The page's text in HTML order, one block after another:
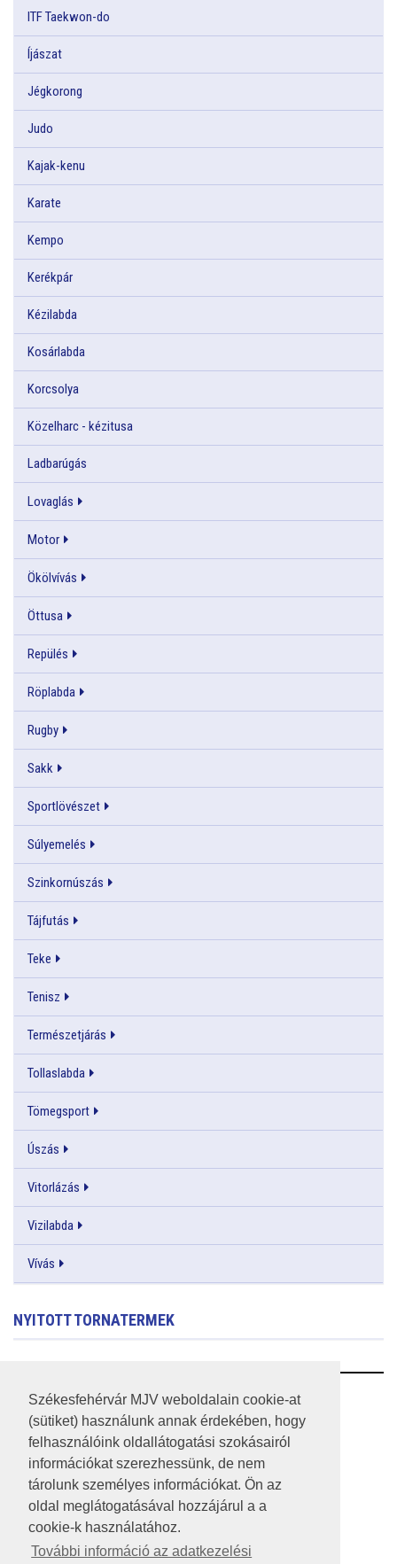
Székesfehérvár MJV weboldalain cookie-at
(sütiket) használunk annak érdekében, hogy
felhasználóink oldallátogatási szokásairól
információkat szerezhessünk, de nem
tárolunk személyes információkat. Ön az
oldal meglátogatásával hozzájárul a a
cookie-k használatához.
További információ az adatkezelési
ITF Taekwon-do
Íjászat
Jégkorong
Judo
Kajak-kenu
Karate
Kempo
Kerékpár
Kézilabda
Kosárlabda
Korcsolya
Közelharc - kézitusa
Ladbarúgás
Lovaglás
Motor
Ökölvívás
Öttusa
Repülés
Röplabda
Rugby
Sakk
Sportlövészet
Súlyemelés
Szinkornúszás
Tájfutás
Teke
Tenisz
Természetjárás
Tollaslabda
Tömegsport
Úszás
Vitorlázás
Vizilabda
Vívás
NYITOTT TORNATERMEK
RSS
A HONLAP 2017.03.31-I ÁLLAPOTA
JOGI NYILATKOZAT
IMPRESSZUM